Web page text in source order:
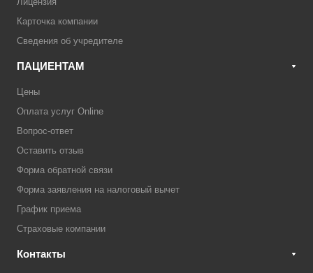
Карточка компании
Сведения об учредителе
ПАЦИЕНТАМ
Цены
Оплата услуг Online
Вопрос-ответ
Оставить отзыв
Форма обратной связи
Форма заявления на налоговый вычет
График приема
Страховые компании
Контакты